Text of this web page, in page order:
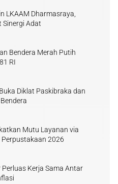
LKAAM Dharmasraya,
Sinergi Adat
Bendera Merah Putih
RI
Diklat Paskibraka dan
Mutu Layanan via
2026
Kerja Sama Antar